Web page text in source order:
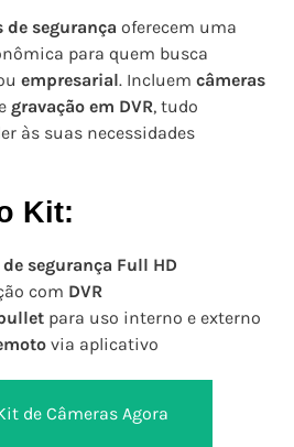
de segurança oferecem uma
para quem busca
empresarial. Incluem câmeras
gravação em DVR, tudo
às suas necessidades
Kit:
segurança Full HD
com DVR
para uso interno e externo
via aplicativo
de Câmeras Agora